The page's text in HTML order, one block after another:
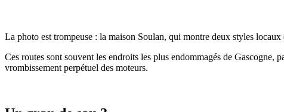
La photo est trompeuse : la maison Soulan, qui montre deux styles
Ces routes sont souvent les endroits les plus endommagés de Gascogne,
vrombissement perpétuel des moteurs.